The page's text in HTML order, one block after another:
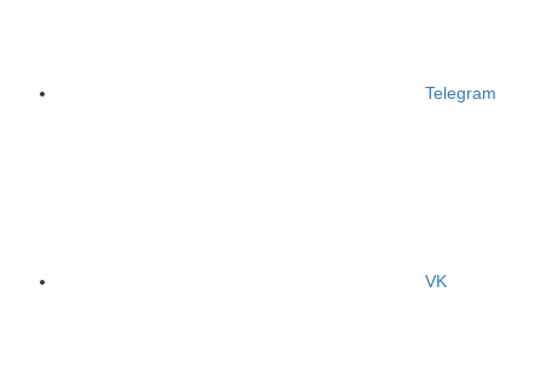
Telegram
VK